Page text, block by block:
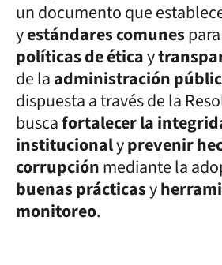
un documento que
yestándares comunes
políticas de éticay
de laadministración
dispuesta a través de la
buscafortalecer la
institucionalyprevenir
corrupciónmediante la
buenas prácticasy
monitoreo.